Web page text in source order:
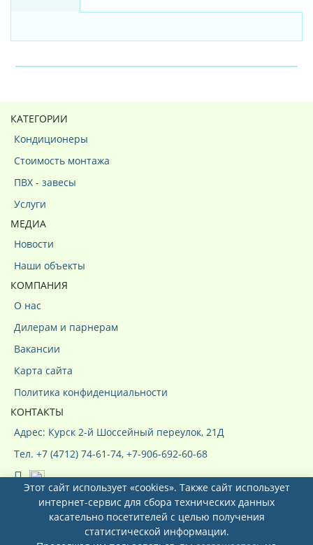
КАТЕГОРИИ
Кондиционеры
Стоимость монтажа
ПВХ - завесы
Услуги
МЕДИА
Новости
Наши объекты
КОМПАНИЯ
О нас
Дилерам и парнерам
Вакансии
Карта сайта
Политика конфиденциальности
КОНТАКТЫ
Адрес: Курск 2-й Шоссейный переулок, 21Д
Тел. +7 (4712) 74-61-74, +7-906-692-60-68
Этот сайт использует «cookies». Также сайт использует
интернет-сервис для сбора технических данных
касательно посетителей с целью получения
статистической информации.